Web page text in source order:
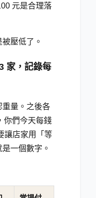
元是合理落
壓低了。
家，記錄每
重量。之後各
你們今天每錢
讓店家用「等
一個數字。